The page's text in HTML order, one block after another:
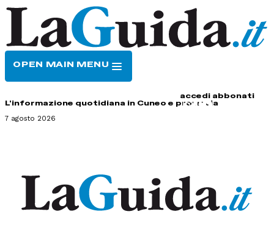
OPEN MAIN MENU
accedi abbonati
L'informazione quotidiana in Cuneo e provincia
7 agosto 2026